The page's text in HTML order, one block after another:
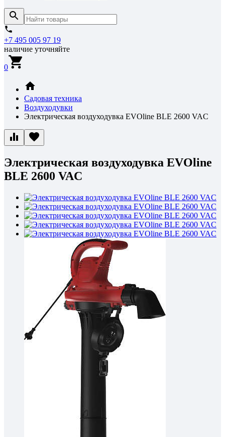
+7 495 005 97 19
наличие уточняйте
0
Садовая техника
Воздуходувки
Электрическая воздуходувка EVOline BLE 2600 VAC
Электрическая воздуходувка EVOline
BLE 2600 VAC